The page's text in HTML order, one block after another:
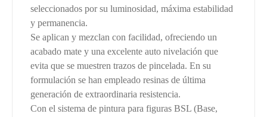
seleccionados por su luminosidad, máxima estabilidad
y permanencia.
Se aplican y mezclan con facilidad, ofreciendo un
acabado mate y una excelente auto nivelación que
evita que se muestren trazos de pincelada. En su
formulación se han empleado resinas de última
generación de extraordinaria resistencia.
Con el sistema de pintura para figuras BSL (Base,